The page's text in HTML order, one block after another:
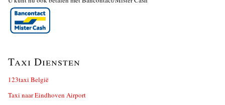
Taxi Diensten
123taxi België
Taxi naar Eindhoven Airport